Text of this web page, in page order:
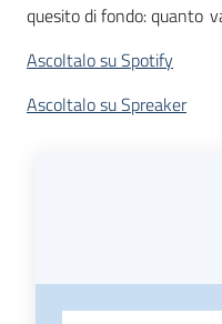
Campagne
di
comunicazione
quesito di fondo: quanto
Ascoltalo su Spotify
Ascoltalo su Spreaker